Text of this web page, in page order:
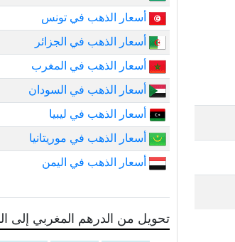
أسعار الذهب في تونس
أسعار الذهب في الجزائر
أسعار الذهب في المغرب
أسعار الذهب في السودان
أسعار الذهب في ليبيا
أسعار الذهب في موريتانيا
أسعار الذهب في اليمن
تحويل من الدرهم المغربي إلى